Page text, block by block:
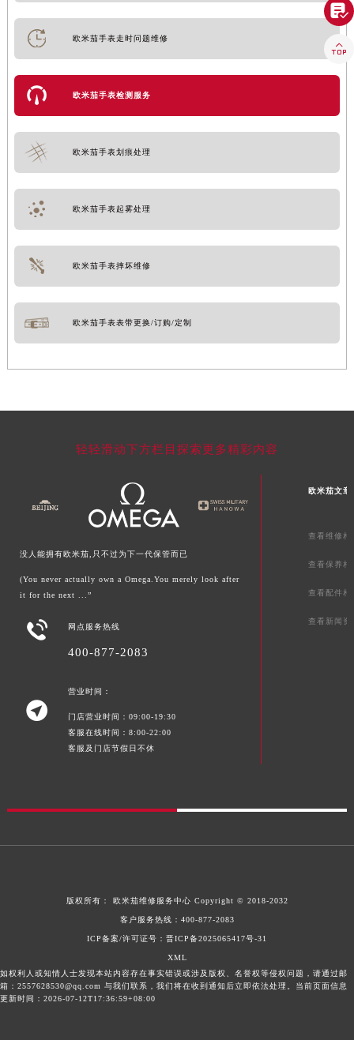
欧米茄手表走时问题维修
欧米茄手表检测服务
欧米茄手表划痕处理
欧米茄手表起雾处理
欧米茄手表摔坏维修
欧米茄手表表带更换/订购/定制
轻轻滑动下方栏目探索更多精彩内容
没人能拥有欧米茄,只不过为下一代保管而已
(You never actually own a Omega.You merely look after
it for the next ...”
 网点服务热线
400-877-2083

营业时间：
门店营业时间：09:00-19:30
客服在线时间：8:00-22:00
客服及门店节假日不休
欧米茄文章
查看维修相
查看保养相
查看配件相
查看新闻资
版权所有： 欧米茄维修服务中心 Copyright © 2018-2032
客户服务热线： 400-877-2083
ICP备案/许可证号：晋ICP备2025065417号-31
XML
如权利人或知情人士发现本站内容存在事实错误或涉及版权、名誉权等侵权问题，请通过邮
箱：2557628530@qq.com 与我们联系，我们将在收到通知后立即依法处理。当前页面信息
更新时间：2026-07-12T17:36:59+08:00

